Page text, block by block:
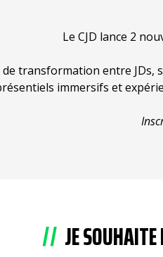
Le CJD lance 2
de transformation entre
immersifs et
JE